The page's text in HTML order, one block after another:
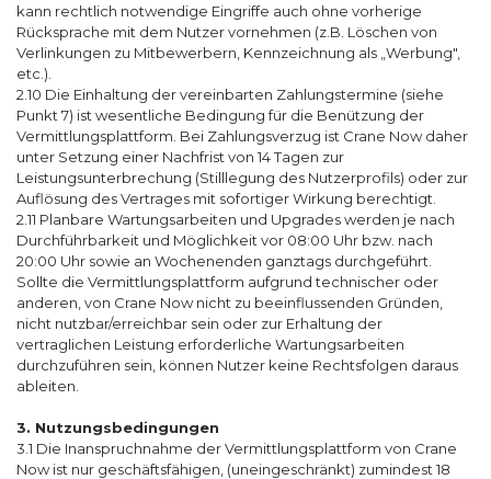
kann rechtlich notwendige Eingriffe auch ohne vorherige
Rücksprache mit dem Nutzer vornehmen (z.B. Löschen von
Verlinkungen zu Mitbewerbern, Kennzeichnung als „Werbung",
etc.).
2.10 Die Einhaltung der vereinbarten Zahlungstermine (siehe
Punkt 7) ist wesentliche Bedingung für die Benützung der
Vermittlungsplattform. Bei Zahlungsverzug ist Crane Now daher
unter Setzung einer Nachfrist von 14 Tagen zur
Leistungsunterbrechung (Stilllegung des Nutzerprofils) oder zur
Auflösung des Vertrages mit sofortiger Wirkung berechtigt.
2.11 Planbare Wartungsarbeiten und Upgrades werden je nach
Durchführbarkeit und Möglichkeit vor 08:00 Uhr bzw. nach
20:00 Uhr sowie an Wochenenden ganztags durchgeführt.
Sollte die Vermittlungsplattform aufgrund technischer oder
anderen, von Crane Now nicht zu beeinflussenden Gründen,
nicht nutzbar/erreichbar sein oder zur Erhaltung der
vertraglichen Leistung erforderliche Wartungsarbeiten
durchzuführen sein, können Nutzer keine Rechtsfolgen daraus
ableiten.
3. Nutzungsbedingungen
3.1 Die Inanspruchnahme der Vermittlungsplattform von Crane
Now ist nur geschäftsfähigen, (uneingeschränkt) zumindest 18